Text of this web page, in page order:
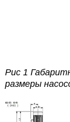
Рис 1
размеры